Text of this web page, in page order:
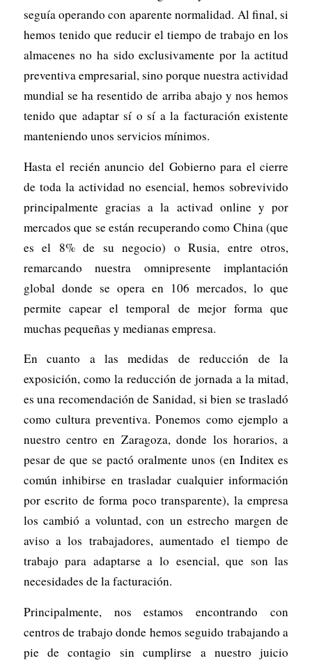
seguía operando con aparente normalidad. Al final, si
hemos tenido que reducir el tiempo de trabajo en los
almacenes no ha sido exclusivamente por la actitud
preventiva empresarial, sino porque nuestra actividad
mundial se ha resentido de arriba abajo y nos hemos
tenido que adaptar sí o sí a la facturación existente
manteniendo unos servicios mínimos.
Hasta el recién anuncio del Gobierno para el cierre
de toda la actividad no esencial, hemos sobrevivido
principalmente gracias a la activad online y por
mercados que se están recuperando como China (que
es el 8% de su negocio) o Rusia, entre otros,
remarcando nuestra omnipresente implantación
global donde se opera en 106 mercados, lo que
permite capear el temporal de mejor forma que
muchas pequeñas y medianas empresa.
En cuanto a las medidas de reducción de la
exposición, como la reducción de jornada a la mitad,
es una recomendación de Sanidad, si bien se trasladó
como cultura preventiva. Ponemos como ejemplo a
nuestro centro en Zaragoza, donde los horarios, a
pesar de que se pactó oralmente unos (en Inditex es
común inhibirse en trasladar cualquier información
por escrito de forma poco transparente), la empresa
los cambió a voluntad, con un estrecho margen de
aviso a los trabajadores, aumentado el tiempo de
trabajo para adaptarse a lo esencial, que son las
necesidades de la facturación.
Principalmente, nos estamos encontrando con
centros de trabajo donde hemos seguido trabajando a
pie de contagio sin cumplirse a nuestro juicio